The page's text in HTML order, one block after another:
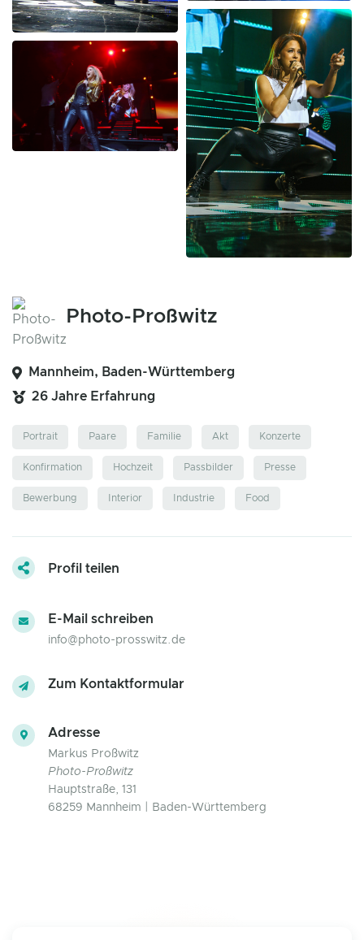
Photo-Proßwitz
Mannheim, Baden-Württemberg
26 Jahre Erfahrung
Portrait Paare Familie Akt Konzerte
Konfirmation Hochzeit Passbilder Presse
Bewerbung Interior Industrie Food
Profil teilen
E-Mail schreiben
info@photo-prosswitz.de
Zum Kontaktformular
Adresse
Markus Proßwitz
Photo-Proßwitz
Hauptstraße, 131
68259 Mannheim | Baden-Württemberg